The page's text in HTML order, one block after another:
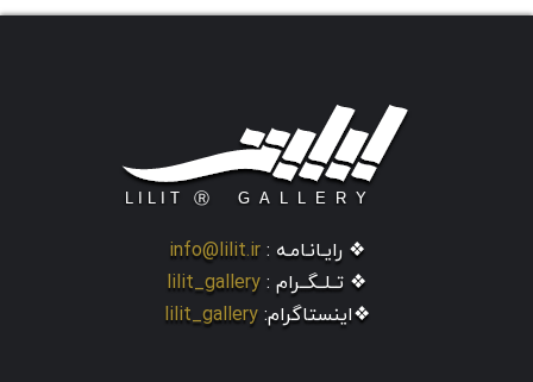
❖ رایـانـامـه : info@lilit.ir
❖ تــلــگــرام : lilit_gallery
❖اینستاگرام: lilit_gallery